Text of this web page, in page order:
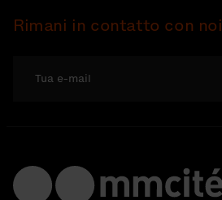
Rimani in contatto con noi